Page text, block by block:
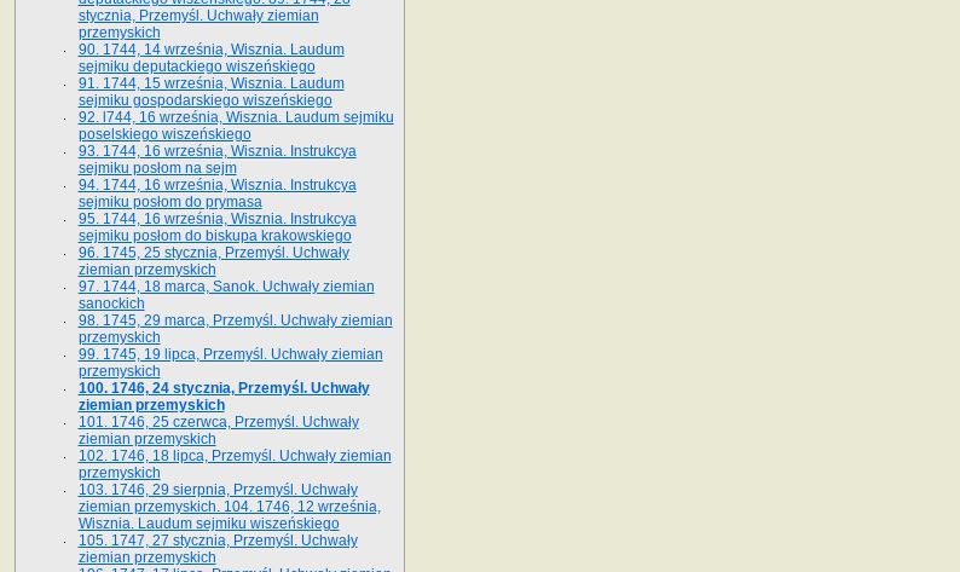
stycznia, Przemyśl. Uchwały ziemian
przemyskich
90. 1744, 14 września, Wisznia. Laudum
sejmiku deputackiego wiszeńskiego
91. 1744, 15 września, Wisznia. Laudum
sejmiku gospodarskiego wiszeńskiego
92. l744, 16 września, Wisznia. Laudum sejmiku
poselskiego wiszeńskiego
93. 1744, 16 września, Wisznia. Instrukcya
sejmiku posłom na sejm
94. 1744, 16 września, Wisznia. Instrukcya
sejmiku posłom do prymasa
95. 1744, 16 września, Wisznia. Instrukcya
sejmiku posłom do biskupa krakowskiego
96. 1745, 25 stycznia, Przemyśl. Uchwały
ziemian przemyskich
97. 1744, 18 marca, Sanok. Uchwały ziemian
sanockich
98. 1745, 29 marca, Przemyśl. Uchwały ziemian
przemyskich
99. 1745, 19 lipca, Przemyśl. Uchwały ziemian
przemyskich
100. 1746, 24 stycznia, Przemyśl. Uchwały
ziemian przemyskich
101. 1746, 25 czerwca, Przemyśl. Uchwały
ziemian przemyskich
102. 1746, 18 lipca, Przemyśl. Uchwały ziemian
przemyskich
103. 1746, 29 sierpnia, Przemyśl. Uchwały
ziemian przemyskich. 104. 1746, 12 września,
Wisznia. Laudum sejmiku wiszeńskiego
105. 1747, 27 stycznia, Przemyśl. Uchwały
ziemian przemyskich